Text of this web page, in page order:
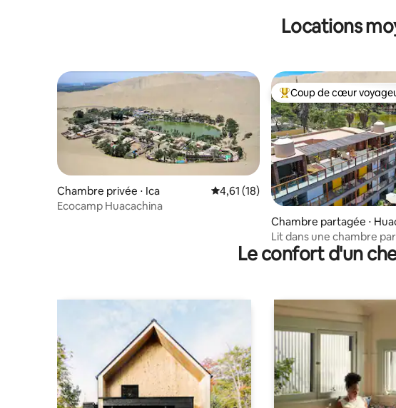
Locations
Chambre privée ⋅ Ica Évaluation moyenne sur la base de
4,61 (18)
Ecocamp Huacachina
Coups de cœur
Coup de cœur
Chambre partagée ⋅
hina
Lit dans une chambre
Le confort d'un